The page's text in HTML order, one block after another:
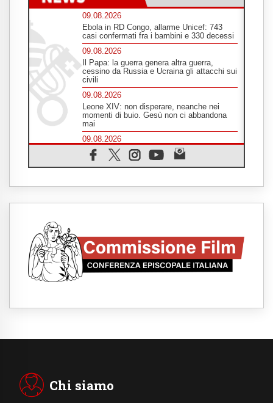
09.08.2026
Ebola in RD Congo, allarme Unicef: 743
casi confermati fra i bambini e 330 decessi
09.08.2026
Il Papa: la guerra genera altra guerra,
cessino da Russia e Ucraina gli attacchi sui
civili
09.08.2026
Leone XIV: non disperare, neanche nei
momenti di buio. Gesù non ci abbandona
mai
09.08.2026
Drammatica escalation del conflitto tra
Russia e Ucraina
Tra Tolkien e Leone, un convegno su
09.08.2026
Indonesia, un dollaro per la costruzione di
219 Chiese
Chi siamo